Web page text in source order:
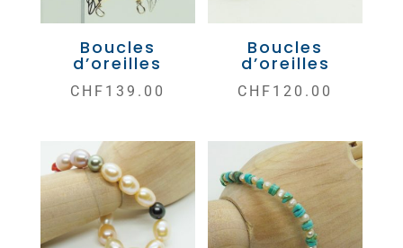
Boucles
d’oreilles
CHF 139.00
Boucles
d’oreilles
CHF 120.00